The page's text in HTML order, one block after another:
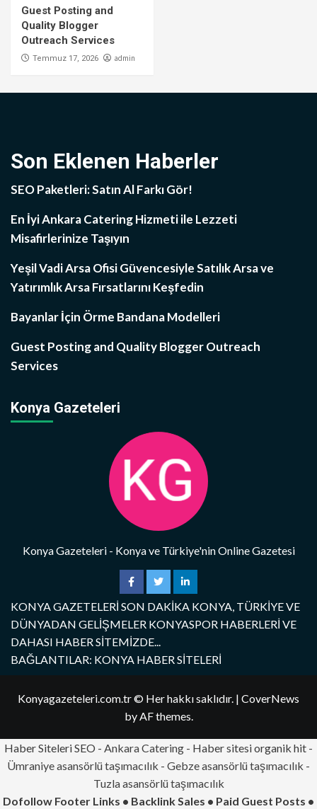
Guest Posting and
Quality Blogger
Outreach Services
Temmuz 17, 2026 admin
Son Eklenen Haberler
SEO Paketleri: Satın Al Farkı Gör!
En İyi Ankara Catering Hizmeti ile Lezzeti
Misafirlerinize Taşıyın
Yeşil Vadi Arsa Ofisi Güvencesiyle Satılık Arsa ve
Yatırımlık Arsa Fırsatlarını Keşfedin
Bayanlar İçin Örme Bandana Modelleri
Guest Posting and Quality Blogger Outreach
Services
Konya Gazeteleri
Konya Gazeteleri - Konya ve Türkiye'nin Online Gazetesi
KONYA GAZETELERİ SON DAKİKA KONYA, TÜRKİYE VE
DÜNYADAN GELİŞMELER KONYASPOR HABERLERİ VE
DAHASI HABER SİTEMİZDE...
BAĞLANTILAR: KONYA HABER SİTELERİ
Konyagazeteleri.com.tr © Her hakkı saklıdır. | CoverNews
by AF themes.
Haber Siteleri SEO - Ankara Catering - Haber sitesi organik hit -
Ümraniye asansörlü taşımacılık - Gebze asansörlü taşımacılık -
Tuzla asansörlü taşımacılık
Dofollow Footer Links • Backlink Sales • Paid Guest Posts •